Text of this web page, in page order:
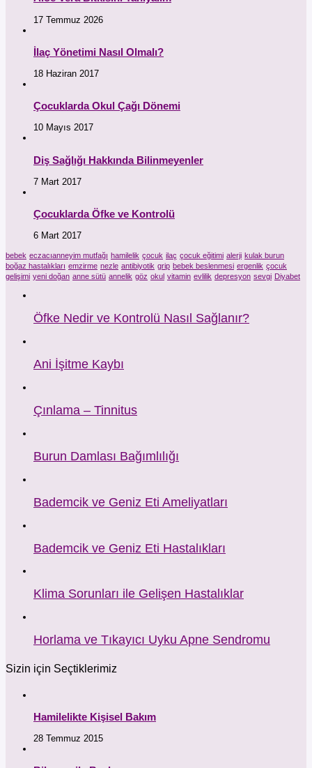
17 Temmuz 2026
İlaç Yönetimi Nasıl Olmalı?
18 Haziran 2017
Çocuklarda Okul Çağı Dönemi
10 Mayıs 2017
Diş Sağlığı Hakkında Bilinmeyenler
7 Mart 2017
Çocuklarda Öfke ve Kontrolü
6 Mart 2017
bebek eczacıanneyim mutfağı hamilelik çocuk ilaç çocuk eğitimi alerji kulak burun
boğaz hastalıkları emzirme nezle antibiyotik grip bebek beslenmesi ergenlik çocuk
gelişimi yeni doğan anne sütü annelik göz okul vitamin evlilik depresyon sevgi Diyabet
Öfke Nedir ve Kontrolü Nasıl Sağlanır?
Ani İşitme Kaybı
Çınlama – Tinnitus
Burun Damlası Bağımlılığı
Bademcik ve Geniz Eti Ameliyatları
Bademcik ve Geniz Eti Hastalıkları
Klima Sorunları ile Gelişen Hastalıklar
Horlama ve Tıkayıcı Uyku Apne Sendromu
Sizin için Seçtiklerimiz
Hamilelikte Kişisel Bakım
28 Temmuz 2015